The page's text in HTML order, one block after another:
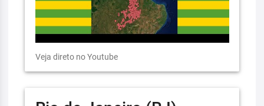
Veja direto no Youtube